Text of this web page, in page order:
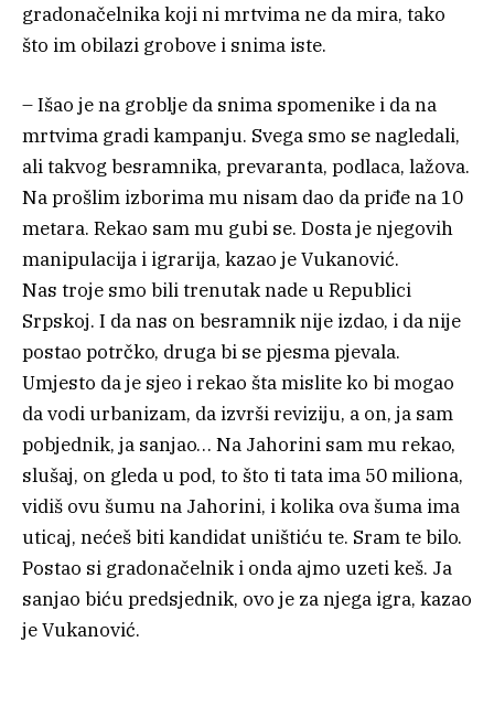
gradonačelnika koji ni mrtvima ne da mira, tako
što im obilazi grobove i snima iste.
– Išao je na groblje da snima spomenike i da na
mrtvima gradi kampanju. Svega smo se nagledali,
ali takvog besramnika, prevaranta, podlaca, lažova.
Na prošlim izborima mu nisam dao da priđe na 10
metara. Rekao sam mu gubi se. Dosta je njegovih
manipulacija i igrarija, kazao je Vukanović.
Nas troje smo bili trenutak nade u Republici
Srpskoj. I da nas on besramnik nije izdao, i da nije
postao potrčko, druga bi se pjesma pjevala.
Umjesto da je sjeo i rekao šta mislite ko bi mogao
da vodi urbanizam, da izvrši reviziju, a on, ja sam
pobjednik, ja sanjao… Na Jahorini sam mu rekao,
slušaj, on gleda u pod, to što ti tata ima 50 miliona,
vidiš ovu šumu na Jahorini, i kolika ova šuma ima
uticaj, nećeš biti kandidat uništiću te. Sram te bilo.
Postao si gradonačelnik i onda ajmo uzeti keš. Ja
sanjao biću predsjednik, ovo je za njega igra, kazao
je Vukanović.